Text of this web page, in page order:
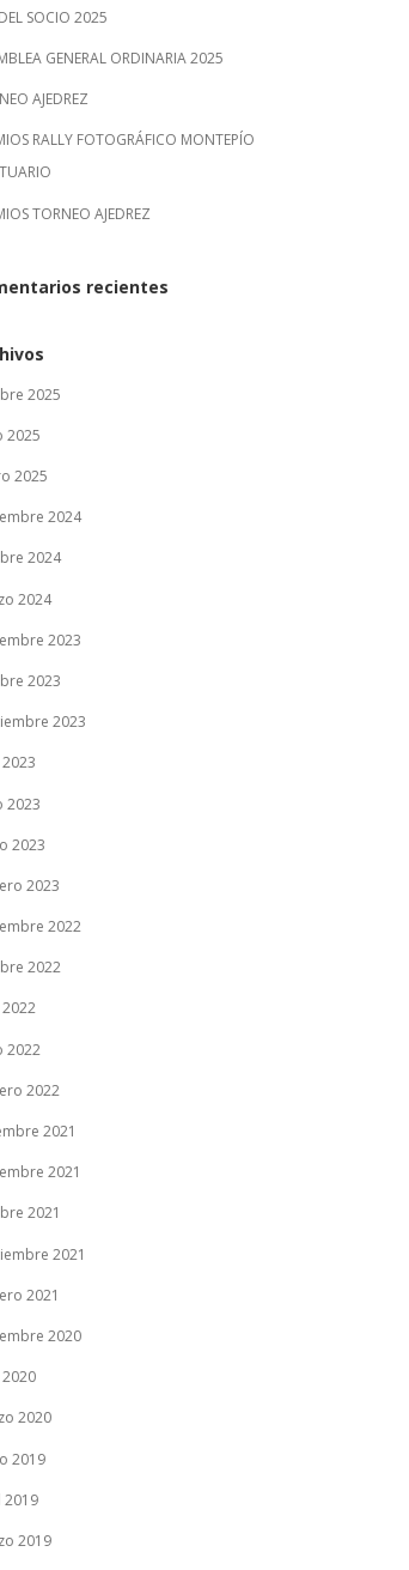
SOCIO 2025
GENERAL ORDINARIA 2025
AJEDREZ
RALLY FOTOGRÁFICO MONTEPÍO
TORNEO AJEDREZ
recientes
2025
2025
2025
2024
2024
2024
2023
2023
2023
2023
2023
2023
2022
2022
2022
2022
2021
2021
2021
2021
2021
2020
2020
2019
2019
2019